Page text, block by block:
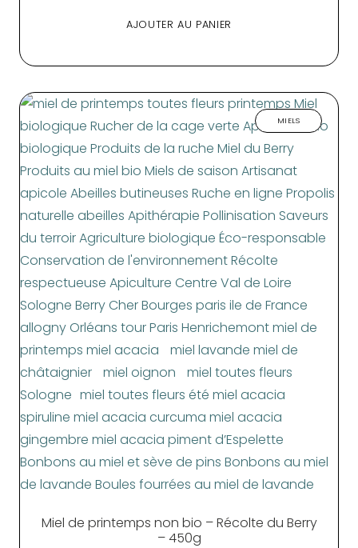
AJOUTER AU PANIER
MIELS
Miel de printemps non bio – Récolte du Berry
– 450g